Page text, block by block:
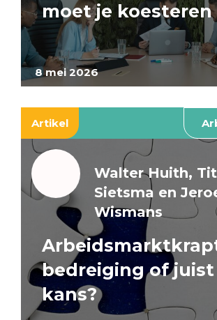
8 mei 2026
moet je koesteren
Artikel
Walter Huith,
Sietsma en
Wismans
bedreiging of juist
kans?